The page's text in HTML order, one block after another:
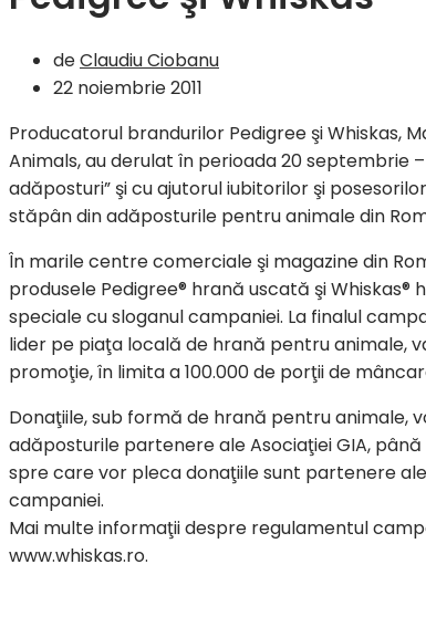
deClaudiu Ciobanu
22 noiembrie 2011
Producatorul brandurilor Pedigree şi Whiskas,
Animals, au derulat în perioada 20 septembrie
adăposturi” şi cu ajutorul iubitorilor şi
stăpân din adăposturile pentru animale din
În marile centre comerciale şi magazine din
produsele Pedigree® hrană uscată şi
speciale cu sloganul campaniei. La finalul
lider pe piaţa locală de hrană pentru animale,
promoţie, în limita a 100.000 de porţii de
Donaţiile, sub formă de hrană pentru
adăposturile partenere ale Asociaţiei GIA,
spre care vor pleca donaţiile sunt partenere
campaniei.
Mai multe informaţii despre regulamentul
www.whiskas.ro.